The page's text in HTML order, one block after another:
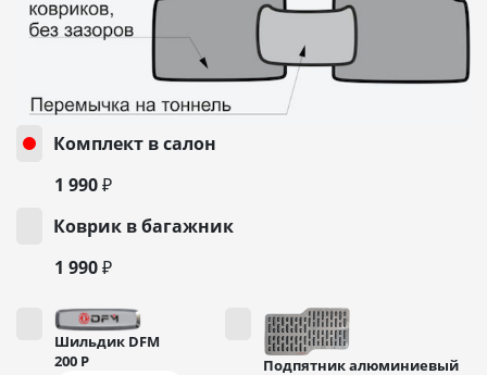
Комплект в салон
1 990 ₽
Коврик в багажник
1 990 ₽
Шильдик DFM
200 Р Подпятник алюминиевый